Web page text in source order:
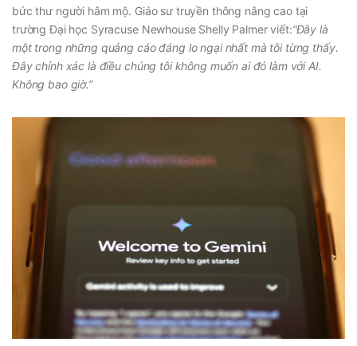
bức thư người hâm mộ. Giáo sư truyền thông nâng cao tại
trường Đại học Syracuse Newhouse Shelly Palmer viết:“Đây là
một trong những quảng cáo đáng lo ngại nhất mà tôi từng thấy.
Đây chính xác là điều chúng tôi không muốn ai đó làm với AI.
Không bao giờ.”